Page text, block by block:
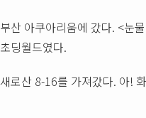
부산 아쿠아리움에 갔다. <눈
초딩월드였다.
새로산 8-16를 가져갔다. 아!